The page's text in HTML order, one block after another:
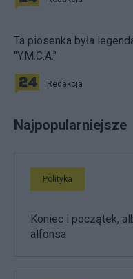
Ta piosenka była
"Y.M.C.A."
Redakcja
Najpopularniejsze
Polityka
Koniec i początek,
alfonsa